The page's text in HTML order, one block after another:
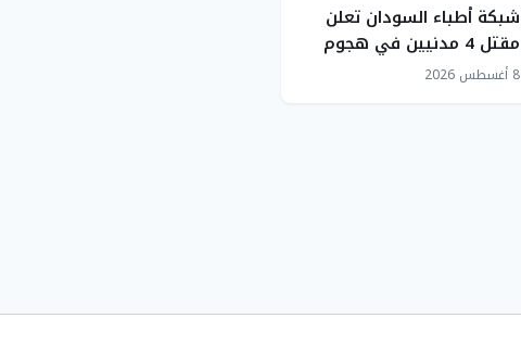
شبكة أطباء السودان تعلن
مقتل 4 مدنيين في هجوم
للدعم السريع بشمال كردفان
8 أغسطس 2026